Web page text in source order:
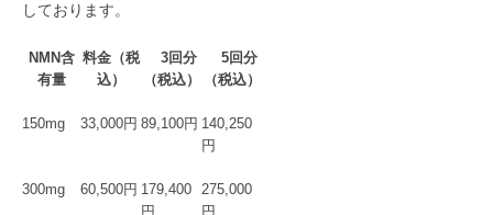
しております。
NMN含
有量
料金（税
込）
3回分
（税込）
5回分
（税込）
150mg 33,000円 89,100円 140,250
円
300mg 60,500円 179,400
円
275,000
円